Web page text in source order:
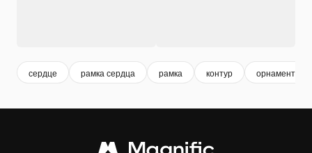
сердце рамка сердца рамка контур орнамент